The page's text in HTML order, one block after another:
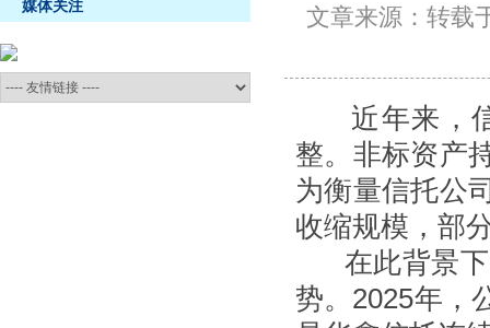
媒体关注 文章来源：转载
近年来，信
整。非标资产
为衡量信托公
收缩规模，部
在此背景下
势。2025年，